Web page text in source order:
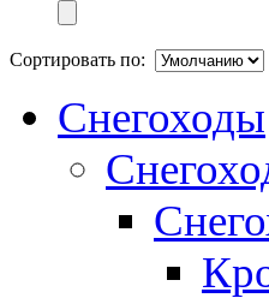
Сортировать по:
Снегоходы